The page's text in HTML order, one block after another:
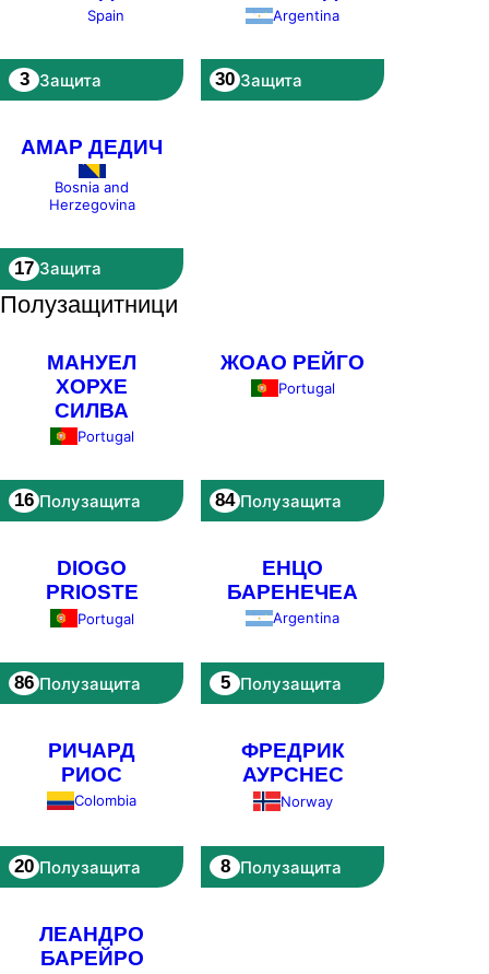
Spain
3 Защита
Argentina
30 Защита
АМАР ДЕДИЧ
Bosnia and
Herzegovina
17 Защита
Полузащитници
МАНУЕЛ
ХОРХЕ
СИЛВА
Portugal
16 Полузащита
ЖОАО РЕЙГО
Portugal
84 Полузащита
DIOGO
PRIOSTE
Portugal
86 Полузащита
ЕНЦО
БАРЕНЕЧЕА
Argentina
5 Полузащита
РИЧАРД
РИОС
Colombia
20 Полузащита
ФРЕДРИК
АУРСНЕС
Norway
8 Полузащита
ЛЕАНДРО
БАРЕЙРО